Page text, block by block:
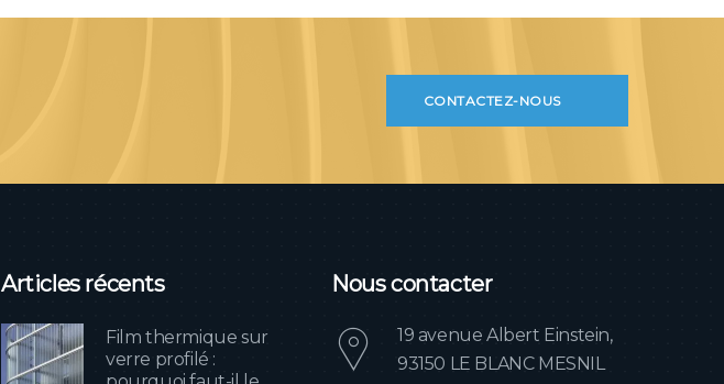
CONTACTEZ-NOUS
Articles récents
Film thermique sur
verre profilé :
Nous contacter
19 avenue Albert Einstein,
93150 LE BLANC MESNIL